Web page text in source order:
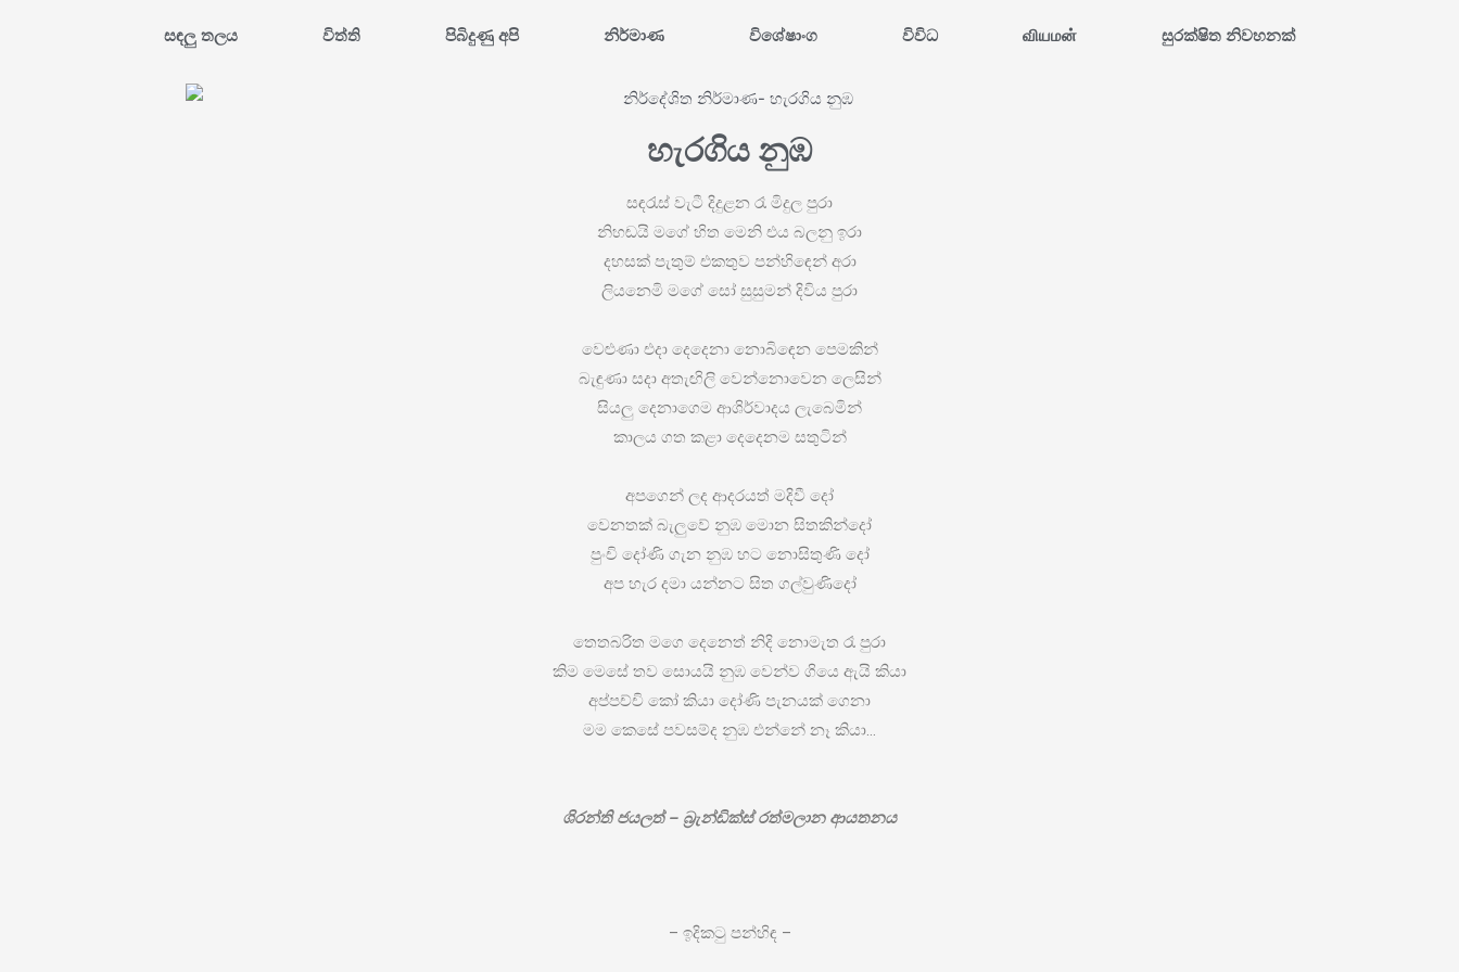
සඳලු තලය විත්ති පිබිදුණු අපි නිර්මාණ විශේෂාංග විවිධ வியமன் සුරක්ෂිත නිවහනක්
හැරගිය නුඹ
සඳරැස් වැටී දිදුළන රෑ මිදුල පුරා
නිහඬයි මගේ හිත මෙනි එය බලනු ඉරා
දහසක් පැතුම් එකතුව පන්හිඳෙන් අරා
ලියනෙමි මගේ සෝ සුසුමන් දිවිය පුරා
වෙළුණා එදා දෙදෙනා නොබිඳෙන පෙමකින්
බැඳුණා සදා අතැඟිලි වෙන්නොවෙන ලෙසින්
සියලු දෙනාගෙම ආශිර්වාදය ලැබෙමින්
කාලය ගත කළා දෙදෙනම සතුටින්
අපගෙන් ලද ආදරයත් මදිවී දෝ
වෙනතක් බැලුවේ නුඹ මොන සිතකින්දෝ
පුංචි දෝණි ගැන නුඹ හට නොසිතුණි දෝ
අප හැර දමා යන්නට සිත ගල්වුණිදෝ
තෙතබරිත මගෙ දෙනෙත් නිදි නොමැත රෑ පුරා
කිම මෙසේ තව සොයයි නුඹ වෙන්ව ගියෙ ඇයි කියා
අප්පච්චි කෝ කියා දෝණි පැනයක් ගෙනා
මම කෙසේ පවසම්ද නුඹ එන්නේ නෑ කියා…
ශිරන්ති ජයලත් – බ්‍රැන්ඩික්ස් රත්මලාන ආයතනය
– ඉදිකටු පන්හිඳ –